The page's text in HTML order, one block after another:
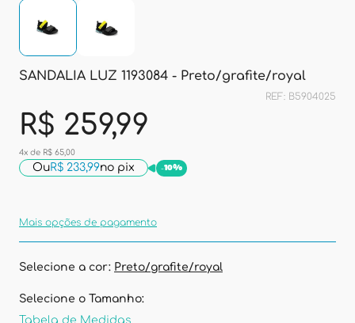
SANDALIA LUZ 1193084 - Preto/grafite/royal
REF: B5904025
R$ 259,99
4x de R$ 65,00
OuR$ 233,99no pix -10%
Mais opções de pagamento
Selecione a cor: Preto/grafite/royal
Selecione o Tamanho:
Tabela de Medidas